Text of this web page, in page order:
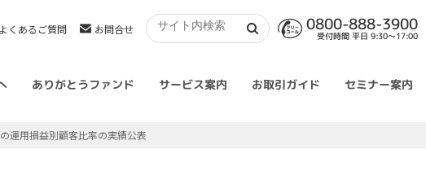
くあるご質問 お問合せ 0800-888-3900
受付時間 平日 9:30～17:00
ありがとうファンド サービス案内 お取引ガイド セミナー案内
運用損益別顧客比率の実績公表